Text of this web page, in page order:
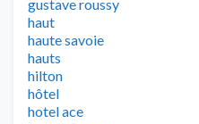
gustave roussy
haut
haute savoie
hauts
hilton
hôtel
hotel ace